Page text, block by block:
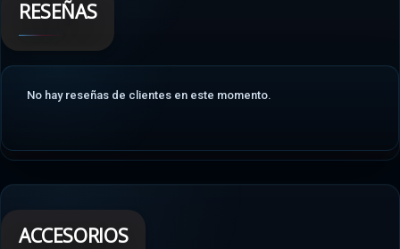
RESEÑAS
No hay reseñas de clientes en este momento.
ACCESORIOS